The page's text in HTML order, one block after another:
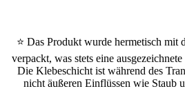
⭐ Das Produkt wurde hermetisch mit
verpackt, was stets eine
Die Klebeschicht ist während des
nicht äußeren Einflüssen wie Staub